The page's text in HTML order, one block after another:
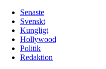
Senaste
Svenskt
Kungligt
Hollywood
Politik
Redaktion